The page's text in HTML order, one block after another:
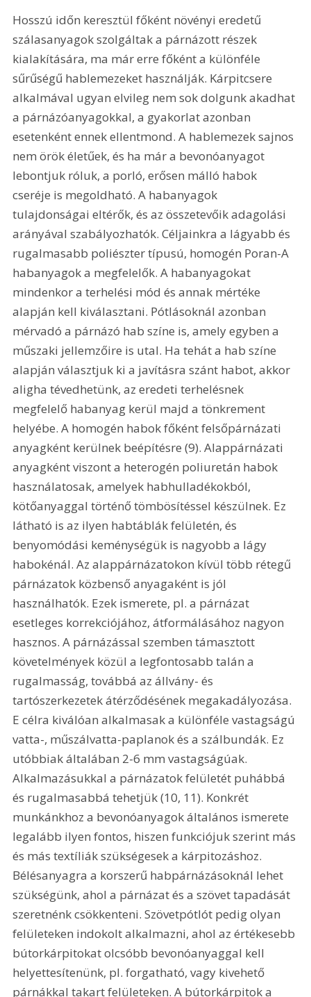
Hosszú időn keresztül főként növényi eredetű
szálasanyagok szolgáltak a párnázott részek
kialakítására, ma már erre főként a különféle
sűrűségű hablemezeket használják. Kárpitcsere
alkalmával ugyan elvileg nem sok dolgunk akadhat
a párnázóanyagokkal, a gyakorlat azonban
esetenként ennek ellentmond. A hablemezek sajnos
nem örök életűek, és ha már a bevonóanyagot
lebontjuk róluk, a porló, erősen málló habok
cseréje is megoldható. A habanyagok
tulajdonságai eltérők, és az összetevőik adagolási
arányával szabályozhatók. Céljainkra a lágyabb és
rugalmasabb poliészter típusú, homogén Poran-A
habanyagok a megfelelők. A habanyagokat
mindenkor a terhelési mód és annak mértéke
alapján kell kiválasztani. Pótlásoknál azonban
mérvadó a párnázó hab színe is, amely egyben a
műszaki jellemzőire is utal. Ha tehát a hab színe
alapján választjuk ki a javításra szánt habot, akkor
aligha tévedhetünk, az eredeti terhelésnek
megfelelő habanyag kerül majd a tönkrement
helyébe. A homogén habok főként felsőpárnázati
anyagként kerülnek beépítésre (9). Alappárnázati
anyagként viszont a heterogén poliuretán habok
használatosak, amelyek habhulladékokból,
kötőanyaggal történő tömbösítéssel készülnek. Ez
látható is az ilyen habtáblák felületén, és
benyomódási keménységük is nagyobb a lágy
habokénál. Az alappárnázatokon kívül több rétegű
párnázatok közbenső anyagaként is jól
használhatók. Ezek ismerete, pl. a párnázat
esetleges korrekciójához, átformálásához nagyon
hasznos. A párnázással szemben támasztott
követelmények közül a legfontosabb talán a
rugalmasság, továbbá az állvány- és
tartószerkezetek átérződésének megakadályozása.
E célra kiválóan alkalmasak a különféle vastagságú
vatta-, műszálvatta-paplanok és a szálbundák. Ez
utóbbiak általában 2-6 mm vastagságúak.
Alkalmazásukkal a párnázatok felületét puhábbá
és rugalmasabbá tehetjük (10, 11). Konkrét
munkánkhoz a bevonóanyagok általános ismerete
legalább ilyen fontos, hiszen funkciójuk szerint más
és más textíliák szükségesek a kárpitozáshoz.
Bélésanyagra a korszerű habpárnázásoknál lehet
szükségünk, ahol a párnázat és a szövet tapadását
szeretnénk csökkenteni. Szövetpótlót pedig olyan
felületeken indokolt alkalmazni, ahol az értékesebb
bútorkárpitokat olcsóbb bevonóanyaggal kell
helyettesítenünk, pl. forgatható, vagy kivehető
párnákkal takart felületeken. A bútorkárpitok a